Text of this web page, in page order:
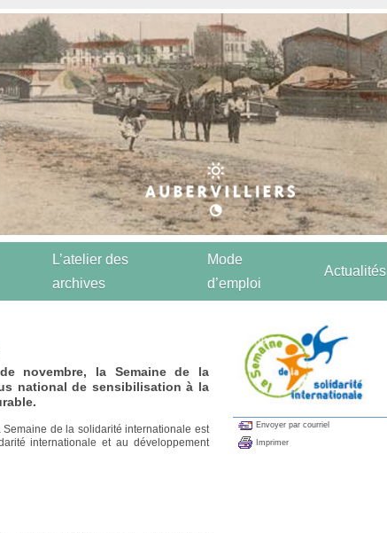
L’atelier des
archives
Mode
d’emploi
Actualités
novembre, la Semaine de la
national de sensibilisation à la
de la solidarité internationale est
internationale et au développement
Envoyer par courriel
Imprimer